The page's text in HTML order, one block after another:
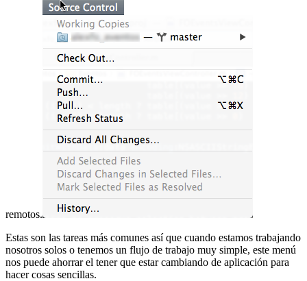
remotos.
Estas son las tareas más comunes así que cuando estamos trabajando
nosotros solos o tenemos un flujo de trabajo muy simple, este menú
nos puede ahorrar el tener que estar cambiando de aplicación para
hacer cosas sencillas.